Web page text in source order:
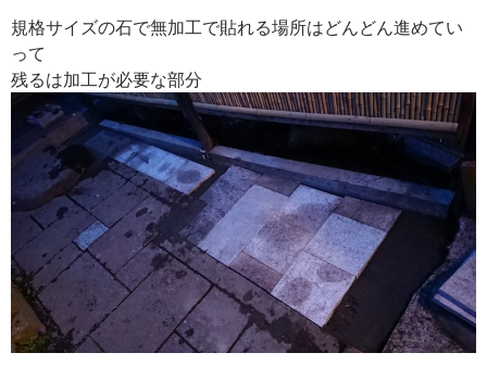
規格サイズの石で無加工で貼れる場所はどんどん進めてい
って
残るは加工が必要な部分